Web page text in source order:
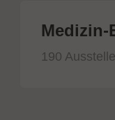
Medizin-
190